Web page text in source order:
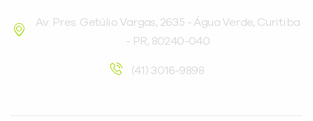
Av. Pres. Getúlio Vargas, 2635 - Água Verde, Curitiba
- PR, 80240-040
(41) 3016-9898